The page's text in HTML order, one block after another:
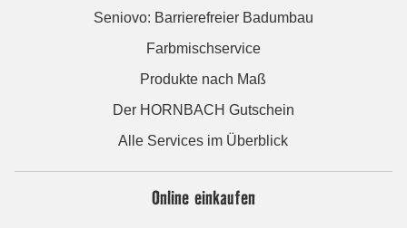
Seniovo: Barrierefreier Badumbau
Farbmischservice
Produkte nach Maß
Der HORNBACH Gutschein
Alle Services im Überblick
Online einkaufen